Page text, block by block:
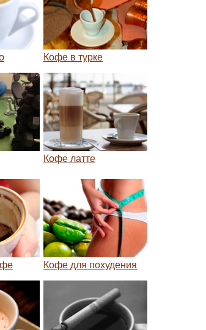
Кофе в турке
Кофе латте
Кофе для похудения